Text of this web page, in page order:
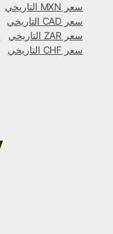
سعر MXN التاريخي
سعر CAD التاريخي
سعر ZAR التاريخي
سعر CHF التاريخي